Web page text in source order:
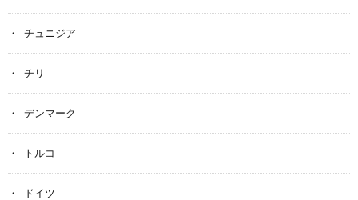
チュニジア
チリ
デンマーク
トルコ
ドイツ